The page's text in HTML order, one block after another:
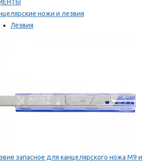
ножи и лезвия
Лезвия
запасное для канцелярского ножа M9 и